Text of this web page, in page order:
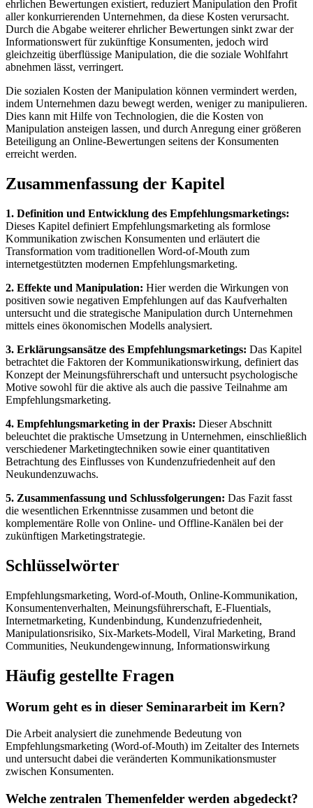
ehrlichen Bewertungen existiert, reduziert Manipulation den Profit
aller konkurrierenden Unternehmen, da diese Kosten verursacht.
Durch die Abgabe weiterer ehrlicher Bewertungen sinkt zwar der
Informationswert für zukünftige Konsumenten, jedoch wird
gleichzeitig überflüssige Manipulation, die die soziale Wohlfahrt
abnehmen lässt, verringert.
Die sozialen Kosten der Manipulation können vermindert werden,
indem Unternehmen dazu bewegt werden, weniger zu manipulieren.
Dies kann mit Hilfe von Technologien, die die Kosten von
Manipulation ansteigen lassen, und durch Anregung einer größeren
Beteiligung an Online-Bewertungen seitens der Konsumenten
erreicht werden.
Zusammenfassung der Kapitel
1. Definition und Entwicklung des Empfehlungsmarketings:
Dieses Kapitel definiert Empfehlungsmarketing als formlose
Kommunikation zwischen Konsumenten und erläutert die
Transformation vom traditionellen Word-of-Mouth zum
internetgestützten modernen Empfehlungsmarketing.
2. Effekte und Manipulation: Hier werden die Wirkungen von
positiven sowie negativen Empfehlungen auf das Kaufverhalten
untersucht und die strategische Manipulation durch Unternehmen
mittels eines ökonomischen Modells analysiert.
3. Erklärungsansätze des Empfehlungsmarketings: Das Kapitel
betrachtet die Faktoren der Kommunikationswirkung, definiert das
Konzept der Meinungsführerschaft und untersucht psychologische
Motive sowohl für die aktive als auch die passive Teilnahme am
Empfehlungsmarketing.
4. Empfehlungsmarketing in der Praxis: Dieser Abschnitt
beleuchtet die praktische Umsetzung in Unternehmen, einschließlich
verschiedener Marketingtechniken sowie einer quantitativen
Betrachtung des Einflusses von Kundenzufriedenheit auf den
Neukundenzuwachs.
5. Zusammenfassung und Schlussfolgerungen: Das Fazit fasst
die wesentlichen Erkenntnisse zusammen und betont die
komplementäre Rolle von Online- und Offline-Kanälen bei der
zukünftigen Marketingstrategie.
Schlüsselwörter
Empfehlungsmarketing, Word-of-Mouth, Online-Kommunikation,
Konsumentenverhalten, Meinungsführerschaft, E-Fluentials,
Internetmarketing, Kundenbindung, Kundenzufriedenheit,
Manipulationsrisiko, Six-Markets-Modell, Viral Marketing, Brand
Communities, Neukundengewinnung, Informationswirkung
Häufig gestellte Fragen
Worum geht es in dieser Seminararbeit im Kern?
Die Arbeit analysiert die zunehmende Bedeutung von
Empfehlungsmarketing (Word-of-Mouth) im Zeitalter des Internets
und untersucht dabei die veränderten Kommunikationsmuster
zwischen Konsumenten.
Welche zentralen Themenfelder werden abgedeckt?